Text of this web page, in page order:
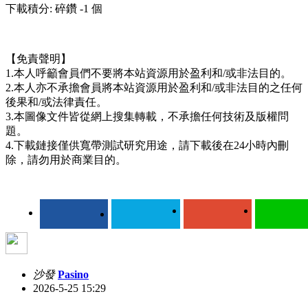
下載積分: 碎鑽 -1 個
【免責聲明】
1.本人呼籲會員們不要將本站資源用於盈利和/或非法目的。
2.本人亦不承擔會員將本站資源用於盈利和/或非法目的之任何
後果和/或法律責任。
3.本圖像文件皆從網上搜集轉載，不承擔任何技術及版權問
題。
4.下載鏈接僅供寬帶測試研究用途，請下載後在24小時內刪
除，請勿用於商業目的。
沙發 Pasino
2026-5-25 15:29